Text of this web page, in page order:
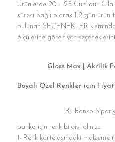
Ürünlerde 20 – 25 Gün’ dür.
süresi bağlı olarak 1-2 gün ürün
bulunan SEÇENEKLER
ölçülerine göre fiyat
Gloss Max | Akrilik
Boyalı Özel Renkler için Fiyat
Bu Banko
banko için renk bilgisi alınız…
1- Renk kartelasındaki malzeme